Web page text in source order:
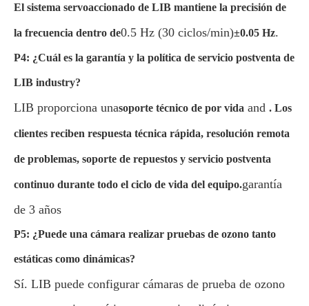
El sistema servoaccionado de LIB mantiene la precisión de
la frecuencia dentro de0.5 Hz (30 ciclos/min)±0.05 Hz.
P4: ¿Cuál es la garantía y la política de servicio postventa de
LIB industry?
LIB proporciona unasoporte técnico de por vida and . Los
clientes reciben respuesta técnica rápida, resolución remota
de problemas, soporte de repuestos y servicio postventa
continuo durante todo el ciclo de vida del equipo.garantía
de 3 años
P5: ¿Puede una cámara realizar pruebas de ozono tanto
estáticas como dinámicas?
Sí. LIB puede configurar cámaras de prueba de ozono